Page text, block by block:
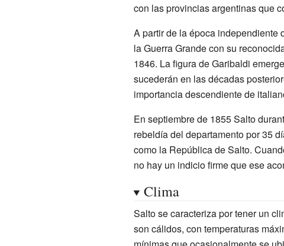
con las provincias argentinas que
A partir de la época independiente
la Guerra Grande con su
1846. La figura de Garibaldi
sucederán en las décadas
importancia descendiente de
En septiembre de 1855 Salto
rebeldía del departamento por 35
como la República de Salto.
no hay un indicio firme que ese
Clima
Salto se caracteriza por tener un
son cálidos, con temperaturas